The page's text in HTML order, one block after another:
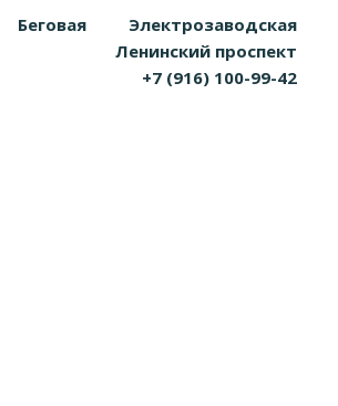
Беговая
Электрозаводская
Ленинский проспект
+7 (916) 100-99-42